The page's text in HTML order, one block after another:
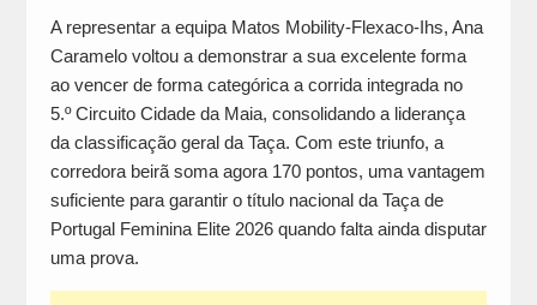
A representar a equipa Matos Mobility-Flexaco-Ihs, Ana
Caramelo voltou a demonstrar a sua excelente forma
ao vencer de forma categórica a corrida integrada no
5.º Circuito Cidade da Maia, consolidando a liderança
da classificação geral da Taça. Com este triunfo, a
corredora beirã soma agora 170 pontos, uma vantagem
suficiente para garantir o título nacional da Taça de
Portugal Feminina Elite 2026 quando falta ainda disputar
uma prova.